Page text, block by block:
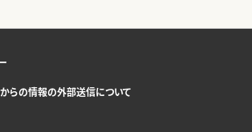
らの情報の外部送信について